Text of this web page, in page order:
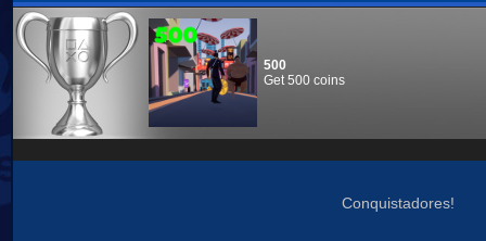
500
Get 500 coins
Conquistadores!